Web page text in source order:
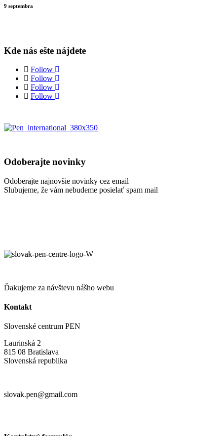
9 septembra
Kde nás ešte nájdete
Follow
Follow
Follow
Follow
Odoberajte novinky
Odoberajte najnovšie novinky cez email
Slubujeme, že vám nebudeme posielať spam mail
Ďakujeme za návštevu nášho webu
Kontakt
Slovenské centrum PEN
Laurinská 2
815 08 Bratislava
Slovenská republika
slovak.pen@gmail.com